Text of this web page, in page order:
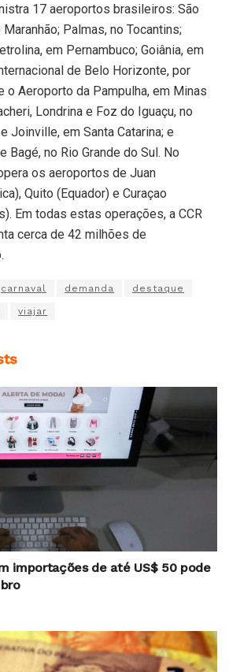
17 aeroportos brasileiros: São
Palmas, no Tocantins;
em Pernambuco; Goiânia, em
de Belo Horizonte, por
o Aeroporto da Pampulha, em Minas
Londrina e Foz do Iguaçu, no
Joinville, em Santa Catarina; e
Bagé, no Rio Grande do Sul. No
os aeroportos de Juan
Quito (Equador) e Curaçao
Em todas estas operações, a CCR
cerca de 42 milhões de
carnaval demanda destaque
viajar
importações de até US$ 50 pode